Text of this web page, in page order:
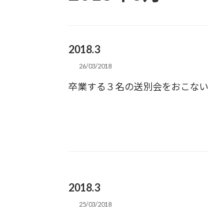
2018.3
26/03/2018
卒業する３名の送別会をおこない
2018.3
25/03/2018